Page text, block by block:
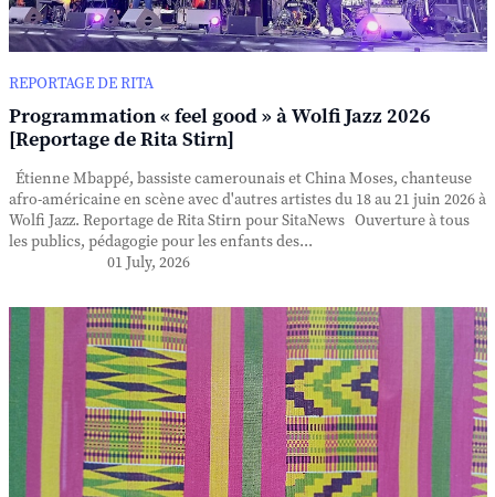
REPORTAGE DE RITA
Programmation « feel good » à Wolfi Jazz 2026
[Reportage de Rita Stirn]
Étienne Mbappé, bassiste camerounais et China Moses, chanteuse
afro-américaine en scène avec d'autres artistes du 18 au 21 juin 2026 à
Wolfi Jazz. Reportage de Rita Stirn pour SitaNews Ouverture à tous
les publics, pédagogie pour les enfants des...
01 July, 2026